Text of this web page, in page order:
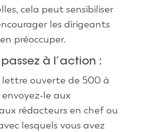
cela peut sensibiliser
les dirigeants
préoccuper.
à l’action :
lettre ouverte de 500 à
le aux
rédacteurs en chef ou
lesquels vous avez